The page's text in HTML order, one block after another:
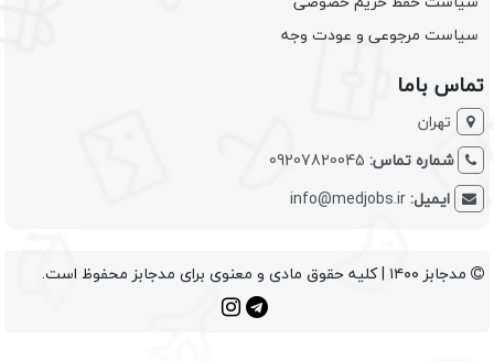
سیاست مرجوعی و عودت وجه
تماس باما
تهران
شماره تماس: 09207820045
ایمیل:info@medjobs.ir
مدجابز ۱۴۰۰ | کلیه حقوق مادی و معنوی برای مدجابز محفوظ است.